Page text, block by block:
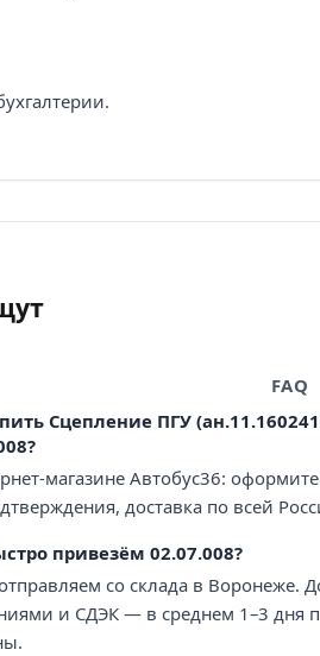
FAQ
Сцепление ПГУ
магазине Автобус36:
доставка по всей
привезём 02.07.008?
со склада в Воронеже.
и СДЭК — в среднем 1–3 дня